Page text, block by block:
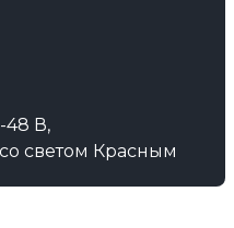
48 В,
светом Красным